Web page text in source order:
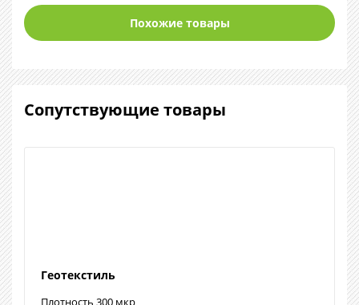
Похожие товары
Сопутствующие товары
Геотекстиль
Плотность 300 мкр